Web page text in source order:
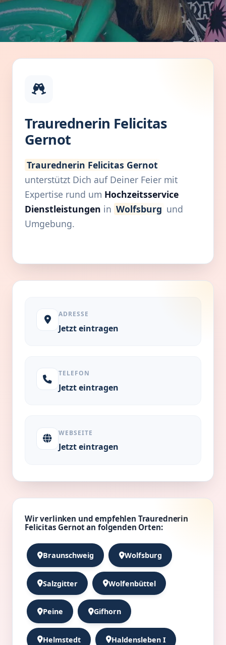
Traurednerin Felicitas
Gernot
Traurednerin Felicitas Gernot
unterstützt Dich auf Deiner Feier mit
Expertise rund um Hochzeitsservice
Dienstleistungen in Wolfsburg und
Umgebung.
ADRESSE
Jetzt eintragen
TELEFON
Jetzt eintragen
WEBSEITE
Jetzt eintragen
Wir verlinken und empfehlen Traurednerin
Felicitas Gernot an folgenden Orten:
Braunschweig Wolfsburg
Salzgitter Wolfenbüttel
Peine Gifhorn
Helmstedt Haldensleben I